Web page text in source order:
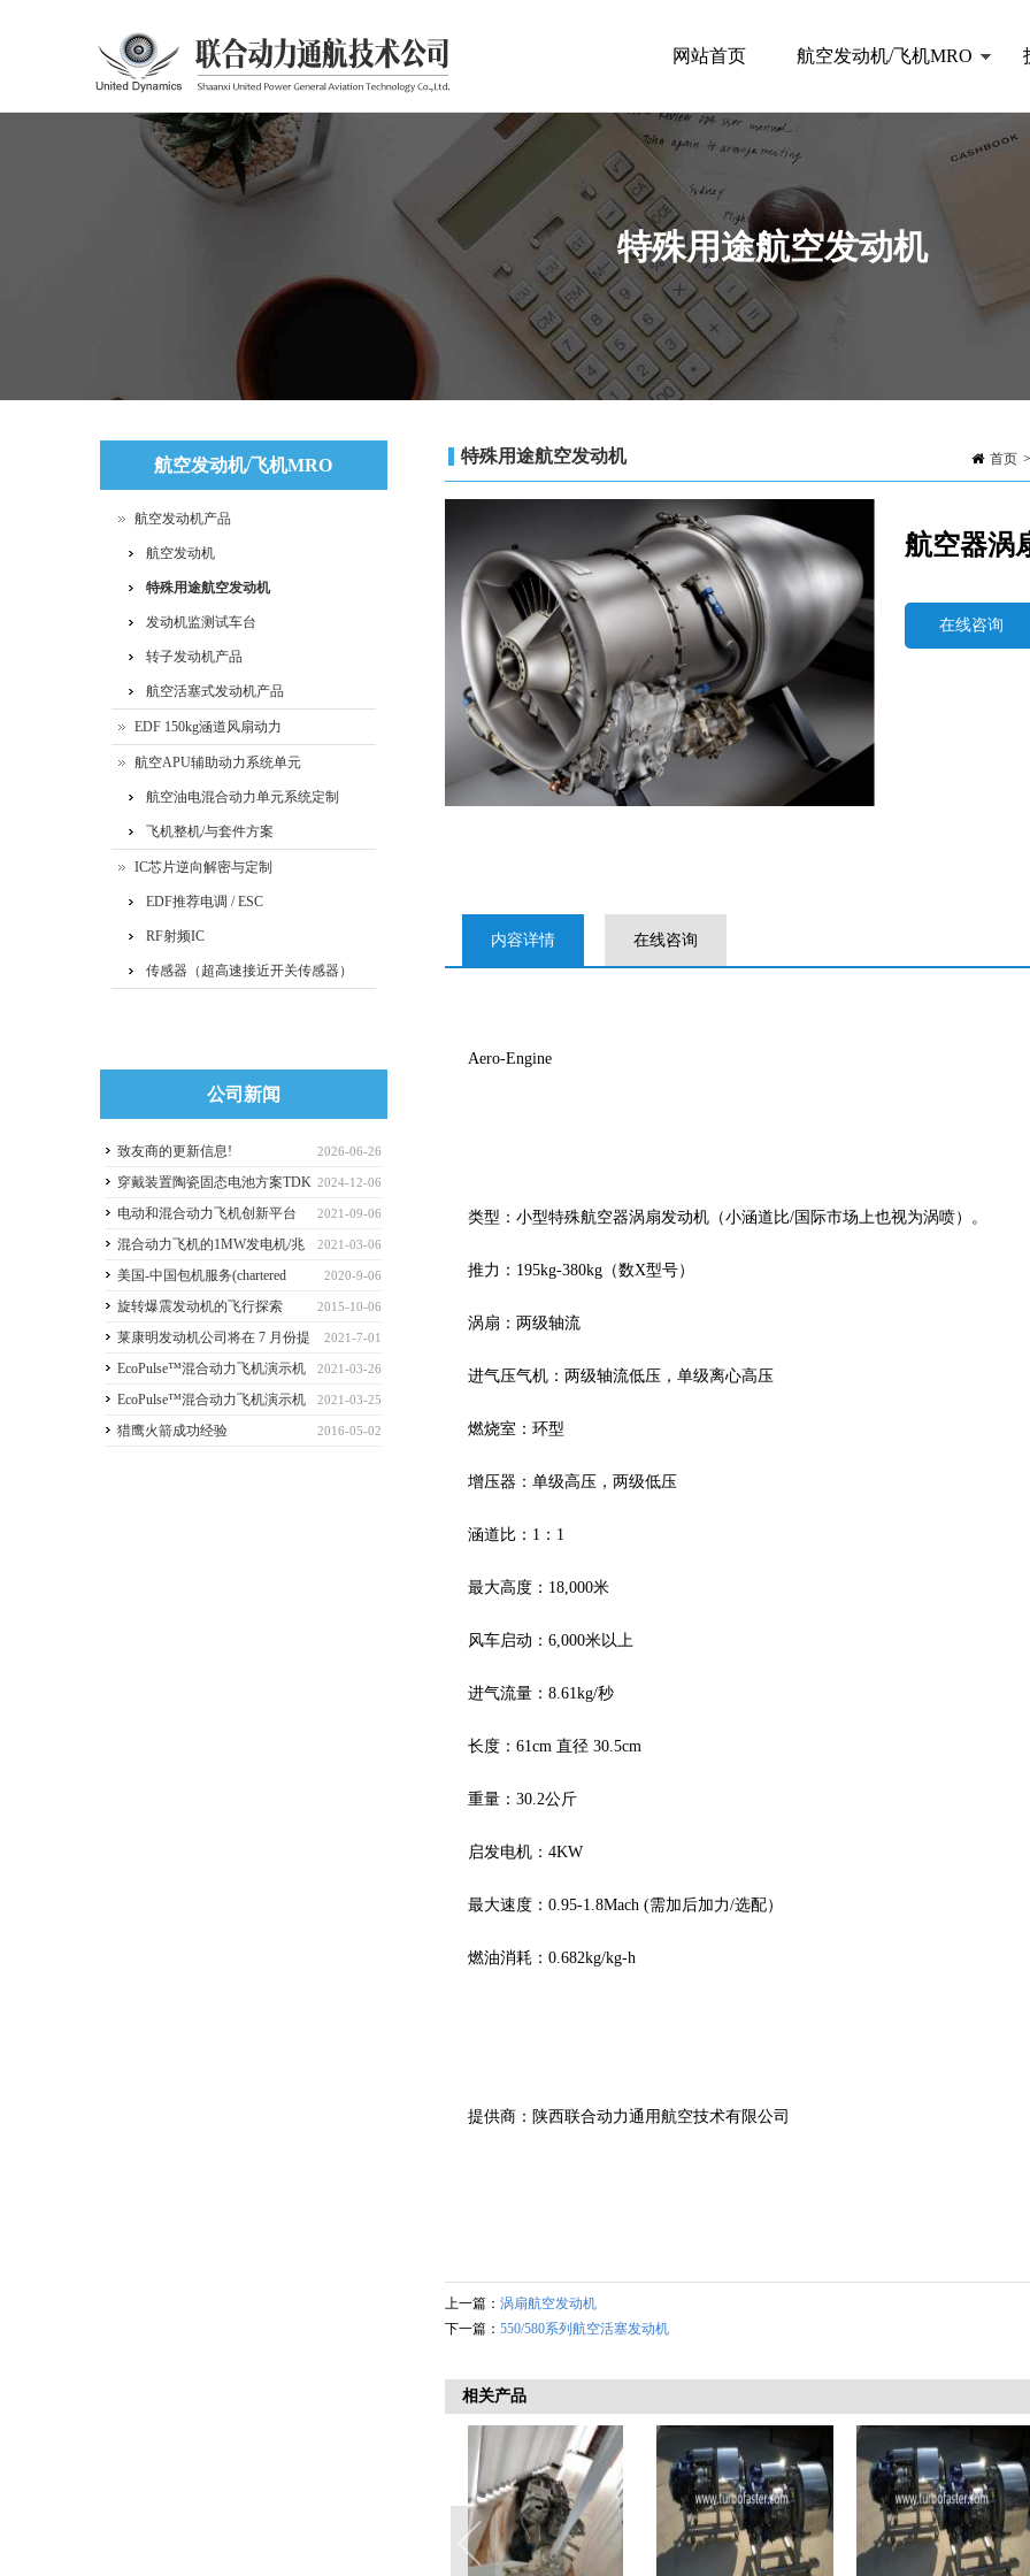
网站首页 航空发动机/飞机MRO
特殊用途航空发动机
首页 >
特殊用途航空发动机
航空器涡
在线咨询
内容详情 在线咨询
Aero-Engine
类型：小型特殊航空器涡扇发动机（小涵道比/国际市场上也视为涡喷）。
推力：195kg-380kg（数X型号）
涡扇：两级轴流
进气压气机：两级轴流低压，单级离心高压
燃烧室：环型
增压器：单级高压，两级低压
涵道比：1：1
最大高度：18,000米
风车启动：6,000米以上
进气流量：8.61kg/秒
长度：61cm 直径 30.5cm
重量：30.2公斤
启发电机：4KW
最大速度：0.95-1.8Mach (需加后加力/选配）
燃油消耗：0.682kg/kg-h
提供商：陕西联合动力通用航空技术有限公司
上一篇： 涡扇航空发动机
下一篇： 550/580系列航空活塞发动机
相关产品
航空发动机/飞机MRO
航空发动机产品
航空发动机
特殊用途航空发动机
发动机监测试车台
转子发动机产品
航空活塞式发动机产品
EDF 150kg涵道风扇动力
航空APU辅助动力系统单元
航空油电混合动力单元系统定制
飞机整机/与套件方案
IC芯片逆向解密与定制
EDF推荐电调 / ESC
RF射频IC
传感器（超高速接近开关传感器）
公司新闻
2026-06-26
致友商的更新信息!
2024-12-06
穿戴装置陶瓷固态电池方案TDK
公司推出球首款 SMD 技术固态充电电池
2021-09-06
电动和混合动力飞机创新平台
(E-HAPI)
2021-03-06
混合动力飞机的1MW发电机/兆
瓦级混合动力系统即将上线
2020-9-06
美国-中国包机服务(chartered
airplane )
2015-10-06
旋转爆震发动机的飞行探索
2021-7-01
莱康明发动机公司将在 7 月份提
高价格
2021-03-26
EcoPulse™混合动力飞机演示机
成功实现首个关键里程碑
2021-03-25
EcoPulse™混合动力飞机演示机
成功实现首个关键里程碑
2016-05-02
猎鹰火箭成功经验